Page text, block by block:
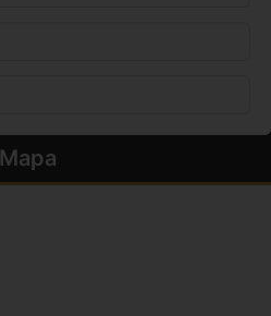
Mapa